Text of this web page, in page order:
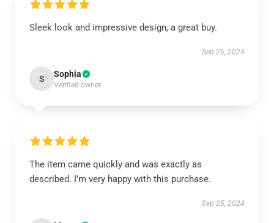
Sleek look and impressive design, a great buy.
Sep 26, 2024
S Sophia
Verified owner
The item came quickly and was exactly as
described. I’m very happy with this purchase.
Sep 25, 2024